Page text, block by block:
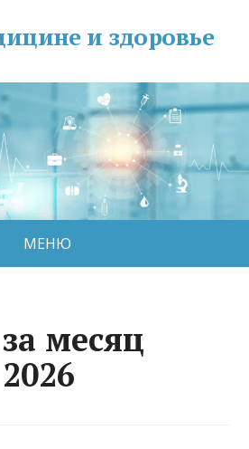
и здоровье
МЕНЮ
месяц